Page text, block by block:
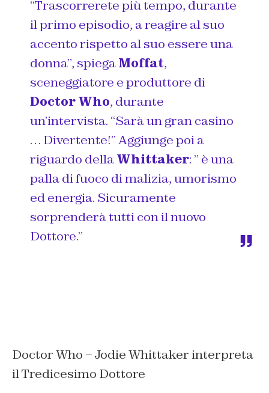
“Trascorrerete più tempo, durante
il primo episodio, a reagire al suo
accento rispetto al suo essere una
donna”, spiegaMoffat,
sceneggiatore e produttore di
Doctor Who, durante
un’intervista. “Sarà un gran casino
… Divertente!” Aggiunge poi a
riguardo dellaWhittaker: ” è una
palla di fuoco di malizia, umorismo
ed energia. Sicuramente
sorprenderà tutti con il nuovo
Dottore.”
Doctor Who – Jodie Whittaker interpreta
il Tredicesimo Dottore